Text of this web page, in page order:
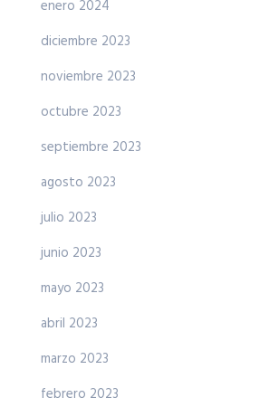
enero 2024
diciembre 2023
noviembre 2023
octubre 2023
septiembre 2023
agosto 2023
julio 2023
junio 2023
mayo 2023
abril 2023
marzo 2023
febrero 2023